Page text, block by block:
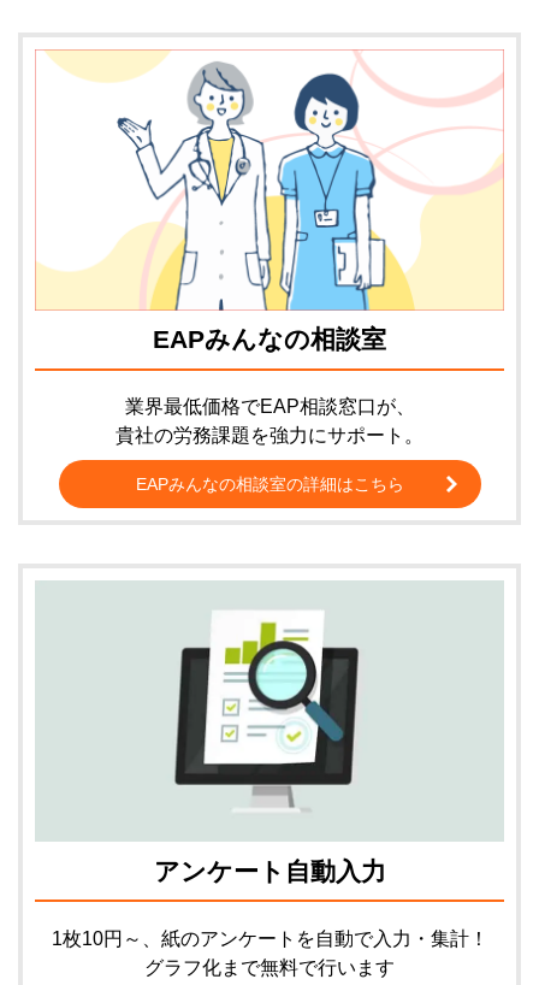
EAPみんなの相談室
業界最低価格でEAP相談窓口が、
貴社の労務課題を強力にサポート。
EAPみんなの相談室の詳細はこちら
アンケート自動入力
1枚10円～、紙のアンケートを自動で入力・集計！
グラフ化まで無料で行います